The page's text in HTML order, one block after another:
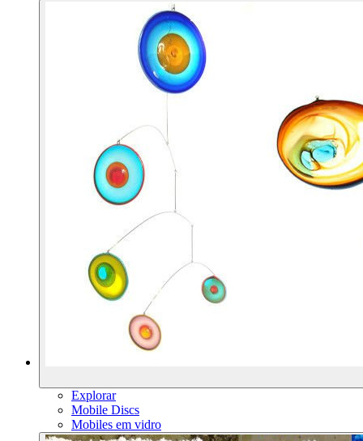
Explorar
Mobile Discs
Mobiles em vidro